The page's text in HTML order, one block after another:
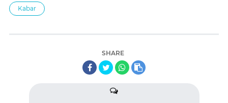
Kabar
SHARE